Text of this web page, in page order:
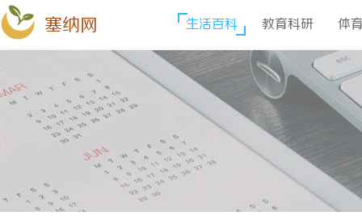
塞纳网 生活百科 教育科研 体